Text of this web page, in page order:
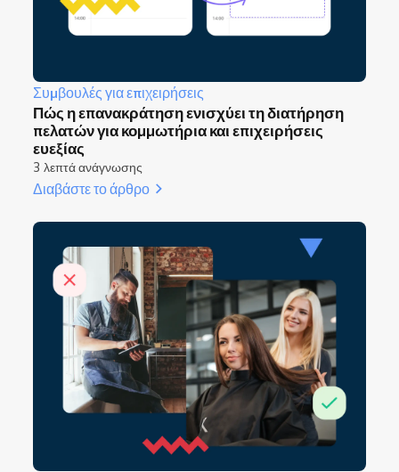
Συμβουλές για επιχειρήσεις
Πώς η επανακράτηση ενισχύει τη διατήρηση
πελατών για κομμωτήρια και επιχειρήσεις
ευεξίας
3 λεπτά ανάγνωσης
Διαβάστε το άρθρο